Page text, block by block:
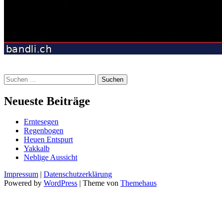
Suchen
nach:
Neueste Beiträge
Erntesegen
Regenbogen
Heuen Entspurt
Yakkalb
Neblige Aussicht
Impressum | Datenschutzerklärung
Powered by WordPress | Theme von Themehaus